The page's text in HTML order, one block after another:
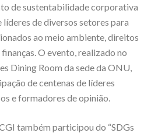
de sustentabilidade corporativa
líderes de diversos setores para
ao meio ambiente, direitos
O evento, realizado no
Dining Room da sede da ONU,
de centenas de líderes
e formadores de opinião.
também participou do “SDGs